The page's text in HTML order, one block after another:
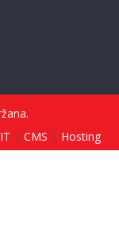
CMS Hosting